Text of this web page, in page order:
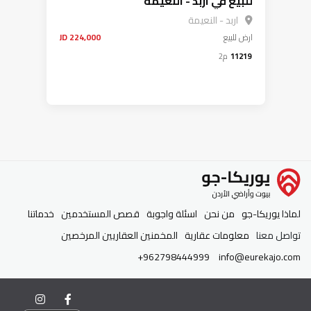
اربد - النعيمة
ارضللبيع 224,000 JD
11219 م2
لماذا يوريكا-جو من نحن اسئلة واجوبة قصص المستخدمين خدماتنا
تواصل معنا معلومات عقارية المخمنين العقاريين المرخصين
info@eurekajo.com
+962798444999